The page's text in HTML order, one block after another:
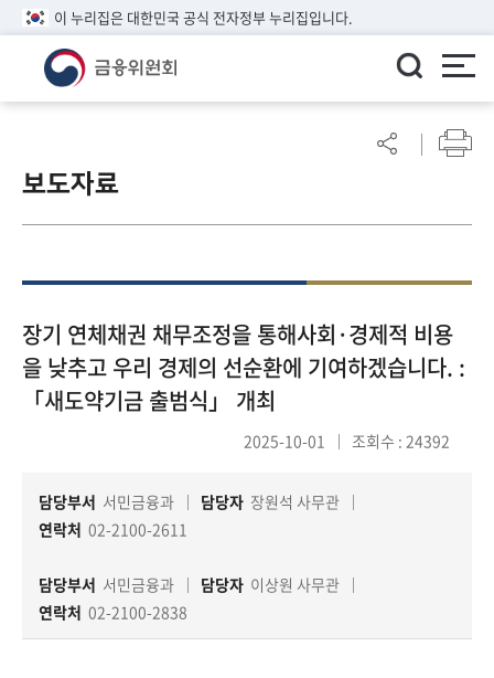
이 누리집은 대한민국 공식 전자정부 누리집입니다.
린
이알
참
여
마
당
정
보
보도자료
장기 연체채권 채무조정을 통해사회·경제적 비용
을 낮추고 우리 경제의 선순환에 기여하겠습니다. :
「새도약기금 출범식」 개최
2025-10-01 조회수 : 24392
담당부서 서민금융과 담당자 장원석 사무관
연락처 02-2100-2611
담당부서 서민금융과 담당자 이상원 사무관
연락처 02-2100-2838